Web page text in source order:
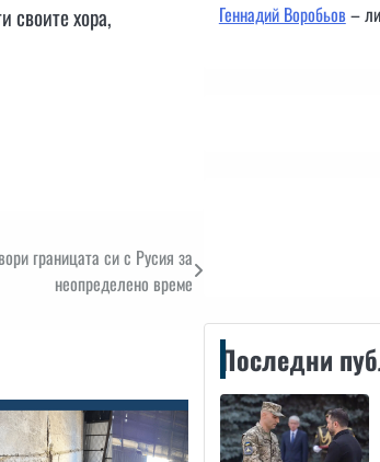
своите хора,
границата си с Русия за
неопределено време
Геннадий Воробьов–
Последни